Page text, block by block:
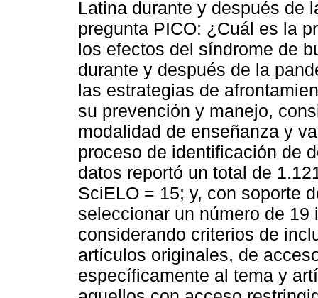
Latina durante y después de
pregunta PICO: ¿Cuál es la
los efectos del síndrome de
durante y después de la
las estrategias de
su prevención y manejo,
modalidad de enseñanza y
proceso de identificación de
datos reportó un total de
SciELO = 15; y, con soporte
seleccionar un número de
considerando criterios de
artículos originales, de
específicamente al tema y